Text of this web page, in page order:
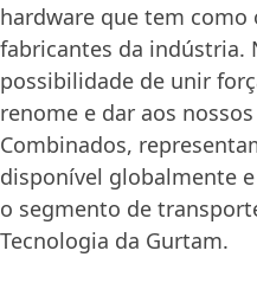
hardware que tem
fabricantes da indústria.
possibilidade de unir
renome e dar aos
Combinados,
disponível globalmente
o segmento de
Tecnologia da Gurtam.